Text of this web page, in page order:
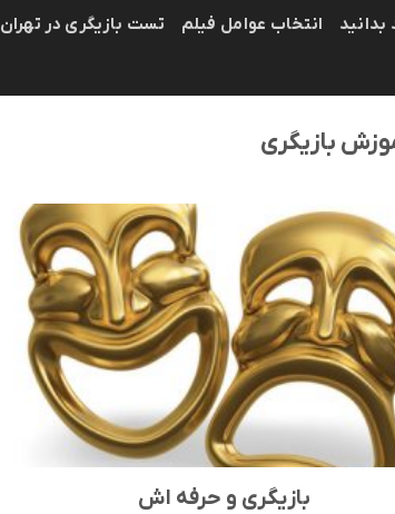
بدانید انتخاب عوامل فیلم تست بازیگری در تهران 1404
بازیگری
بازیگری و حرفه اش